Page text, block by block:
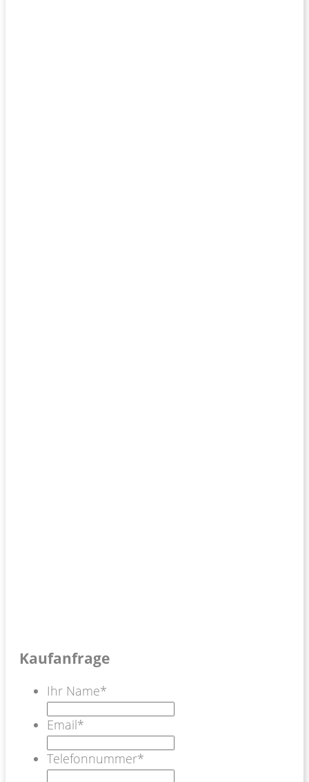
Kaufanfrage
Ihr Name*
Email*
Telefonnummer*